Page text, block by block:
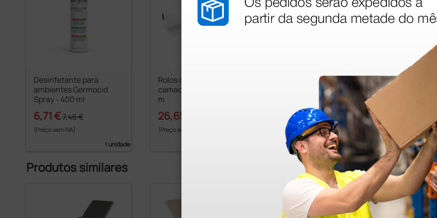
Desinfetante para
ambientes Germocid
Spray - 400 ml
6,71 €7,46 €
(Preço sem IVA)
1 unidade
Rolos de papel 2
camadas - 59 cm × 47,5
m
26,65 €
(Preço sem IVA)
Degrau de apoio -
desmontado
47,70 €53,00 €
(Preço sem IVA)
1 unidade
papel
59,00
(Preço sem
Produtos similares